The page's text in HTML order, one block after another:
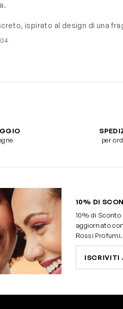
ispirato al design di una
per
10% DI
10% di
aggiornato
Rossi
ISCRIVITI